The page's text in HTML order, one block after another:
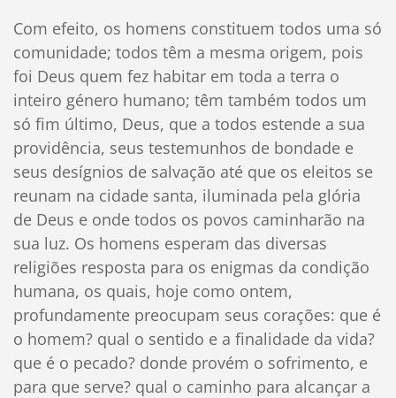
Com efeito, os homens constituem todos uma só
comunidade; todos têm a mesma origem, pois
foi Deus quem fez habitar em toda a terra o
inteiro género humano; têm também todos um
só fim último, Deus, que a todos estende a sua
providência, seus testemunhos de bondade e
seus desígnios de salvação até que os eleitos se
reunam na cidade santa, iluminada pela glória
de Deus e onde todos os povos caminharão na
sua luz. Os homens esperam das diversas
religiões resposta para os enigmas da condição
humana, os quais, hoje como ontem,
profundamente preocupam seus corações: que é
o homem? qual o sentido e a finalidade da vida?
que é o pecado? donde provém o sofrimento, e
para que serve? qual o caminho para alcançar a